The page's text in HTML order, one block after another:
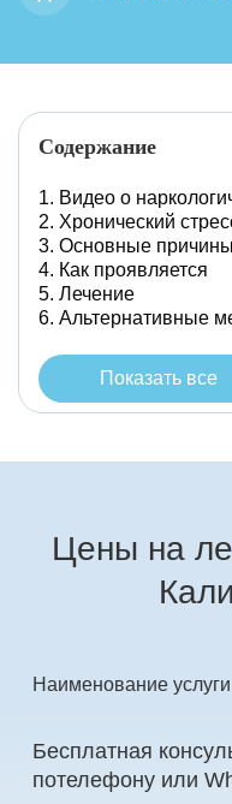
Содержание
Видео о
Хронический
Основные причины
Как проявляется
Лечение
Альтернативные
Показать все
Цены на
Наименование услуги
Бесплатная
потелефону или